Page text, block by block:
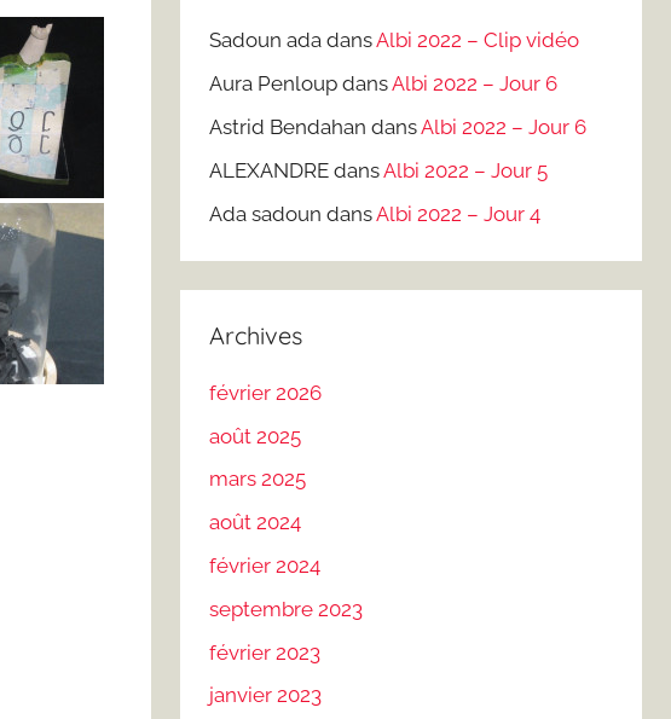
Sadoun ada dansAlbi 2022 – Clip vidéo
Aura Penloup dansAlbi 2022 – Jour 6
Astrid Bendahan dansAlbi 2022 – Jour 6
ALEXANDRE dansAlbi 2022 – Jour 5
Ada sadoun dansAlbi 2022 – Jour 4
Archives
février 2026
août 2025
mars 2025
août 2024
février 2024
septembre 2023
février 2023
janvier 2023